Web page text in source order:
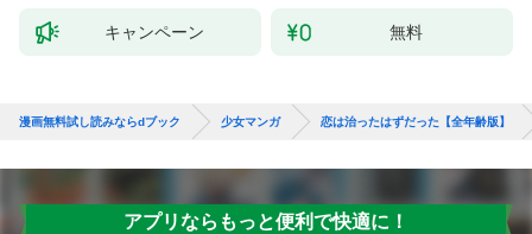
キャンペーン 無料
漫画無料試し読みならdブック 少女マンガ 恋は治ったはずだった【全年齢版】
アプリならもっと便利で快適に！